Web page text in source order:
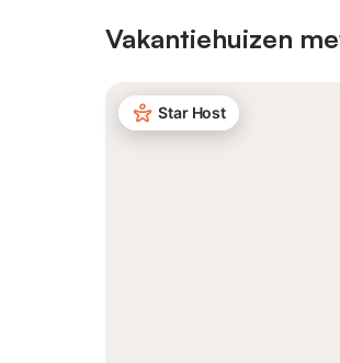
Vakantiehuizen
Star Host